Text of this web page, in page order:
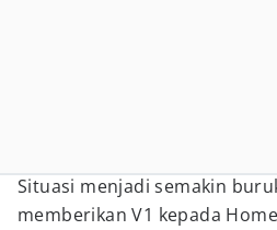
Situasi menjadi semakin
memberikan V1 kepada